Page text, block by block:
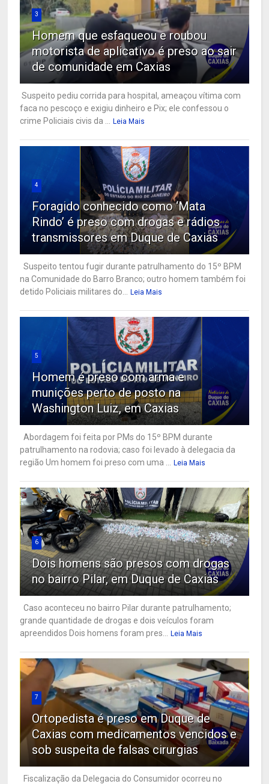
3
Homem que esfaqueou e roubou
motorista de aplicativo é preso ao sair
de comunidade em Caxias
Suspeito pediu corrida para hospital, ameaçou vítima com
faca no pescoço e exigiu dinheiro e Pix; ele confessou o
crime Policiais civis da ...
Leia Mais
4
Foragido conhecido como ‘Mata
Rindo’ é preso com drogas e rádios
transmissores em Duque de Caxias
Suspeito tentou fugir durante patrulhamento do 15º BPM
na Comunidade do Barro Branco; outro homem também foi
detido Policiais militares do...
Leia Mais
5
Homem é preso com arma e
munições perto de posto na
Washington Luiz, em Caxias
Abordagem foi feita por PMs do 15º BPM durante
patrulhamento na rodovia; caso foi levado à delegacia da
região Um homem foi preso com uma ...
Leia Mais
6
Dois homens são presos com drogas
no bairro Pilar, em Duque de Caxias
Caso aconteceu no bairro Pilar durante patrulhamento;
grande quantidade de drogas e dois veículos foram
apreendidos Dois homens foram pres...
Leia Mais
7
Ortopedista é preso em Duque de
Caxias com medicamentos vencidos e
sob suspeita de falsas cirurgias
Fiscalização da Delegacia do Consumidor ocorreu no